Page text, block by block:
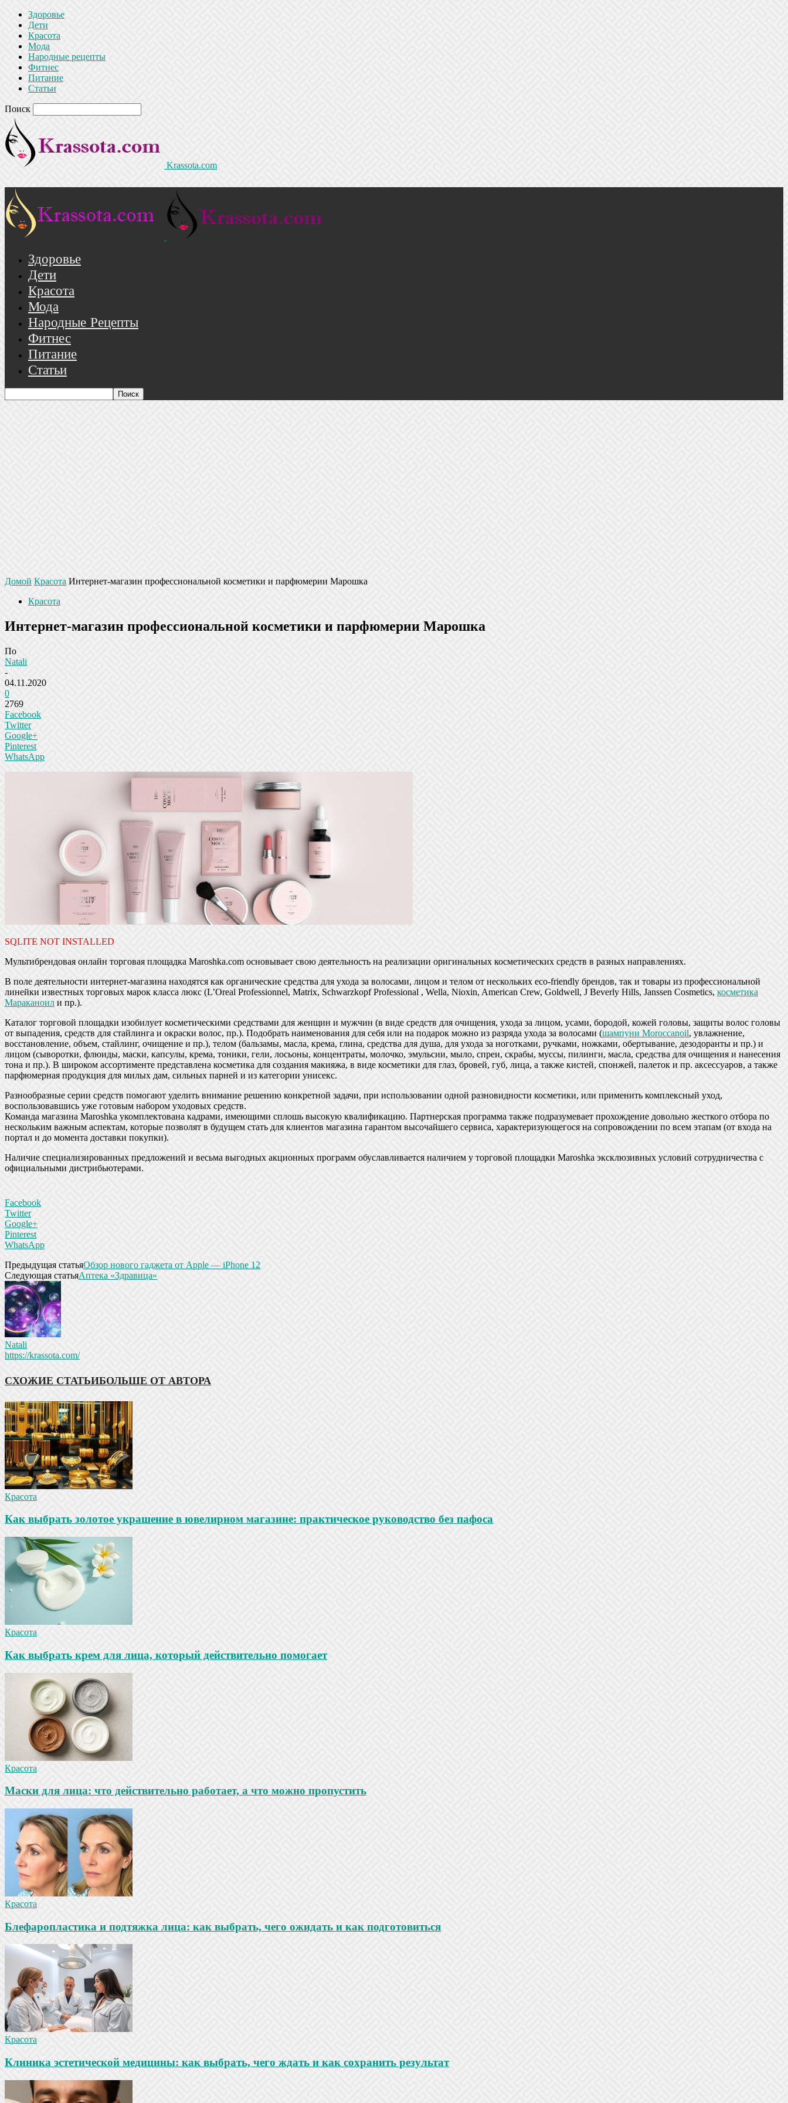
Здоровье
Дети
Красота
Мода
Народные рецепты
Фитнес
Питание
Статьи
Поиск
Krassota.com
Здоровье
Дети
Красота
Мода
Народные Рецепты
Фитнес
Питание
Статьи
Домой Красота Интернет-магазин профессиональной косметики и парфюмерии Марошка
Красота
Интернет-магазин профессиональной косметики и парфюмерии Марошка
По
Natali
-
04.11.2020
0
2769
Facebook
Twitter
Google+
Pinterest
WhatsApp
SQLITE NOT INSTALLED
Мультибрендовая онлайн торговая площадка Maroshka.com основывает свою деятельность на реализации оригинальных косметических средств в разных направлениях.
В поле деятельности интернет-магазина находятся как органические средства для ухода за волосами, лицом и телом от нескольких eco-friendly брендов, так и товары из профессиональной
линейки известных торговых марок класса люкс (L’Oreal Professionnel, Matrix, Schwarzkopf Professional , Wella, Nioxin, American Crew, Goldwell, J Beverly Hills, Janssen Cosmetics, косметика
Мараканоил и пр.).
Каталог торговой площадки изобилует косметическими средствами для женщин и мужчин (в виде средств для очищения, ухода за лицом, усами, бородой, кожей головы, защиты волос головы
от выпадения, средств для стайлинга и окраски волос, пр.). Подобрать наименования для себя или на подарок можно из разряда ухода за волосами (шампуни Moroccanoil, увлажнение,
восстановление, объем, стайлинг, очищение и пр.), телом (бальзамы, масла, крема, глина, средства для душа, для ухода за ноготками, ручками, ножками, обертывание, дезодоранты и пр.) и
лицом (сыворотки, флюиды, маски, капсулы, крема, тоники, гели, лосьоны, концентраты, молочко, эмульсии, мыло, спреи, скрабы, муссы, пилинги, масла, средства для очищения и нанесения
тона и пр.). В широком ассортименте представлена косметика для создания макияжа, в виде косметики для глаз, бровей, губ, лица, а также кистей, спонжей, палеток и пр. аксессуаров, а также
парфюмерная продукция для милых дам, сильных парней и из категории унисекс.
Разнообразные серии средств помогают уделить внимание решению конкретной задачи, при использовании одной разновидности косметики, или применить комплексный уход,
воспользовавшись уже готовым набором уходовых средств.
Команда магазина Maroshka укомплектована кадрами, имеющими сплошь высокую квалификацию. Партнерская программа также подразумевает прохождение довольно жесткого отбора по
нескольким важным аспектам, которые позволят в будущем стать для клиентов магазина гарантом высочайшего сервиса, характеризующегося на сопровождении по всем этапам (от входа на
портал и до момента доставки покупки).
Наличие специализированных предложений и весьма выгодных акционных программ обуславливается наличием у торговой площадки Maroshka эксклюзивных условий сотрудничества с
официальными дистрибьютерами.
Facebook
Twitter
Google+
Pinterest
WhatsApp
Предыдущая статьяОбзор нового гаджета от Apple — iPhone 12
Следующая статьяАптека «Здравица»
Natali
https://krassota.com/
СХОЖИЕ СТАТЬИБОЛЬШЕ ОТ АВТОРА
Красота
Как выбрать золотое украшение в ювелирном магазине: практическое руководство без пафоса
Красота
Как выбрать крем для лица, который действительно помогает
Красота
Маски для лица: что действительно работает, а что можно пропустить
Красота
Блефаропластика и подтяжка лица: как выбрать, чего ожидать и как подготовиться
Красота
Клиника эстетической медицины: как выбрать, чего ждать и как сохранить результат